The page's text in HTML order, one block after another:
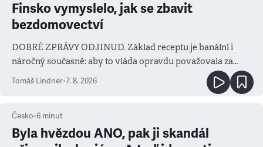
Finsko vymyslelo, jak se zbavit
bezdomovectví
DOBRÉ ZPRÁVY ODJINUD. Základ receptu je banální i
náročný současně: aby to vláda opravdu považovala za
prioritu
Tomáš Lindner•7. 8. 2026
Česko•6 minut
Byla hvězdou ANO, pak ji skandál